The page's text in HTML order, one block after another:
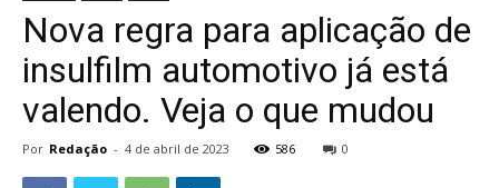
Nova regra para aplicação de
insulfilm automotivo já está
valendo. Veja o que mudou
Por Redação - 4 de abril de 2023 586 0